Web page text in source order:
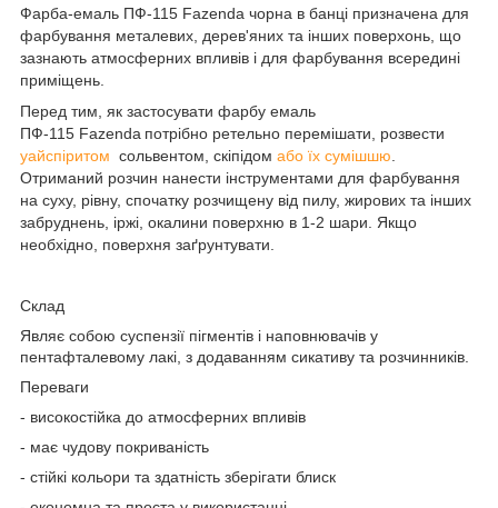
Фарба-емаль ПФ-115 Fazenda чорна в банці призначена для
фарбування металевих, дерев'яних та інших поверхонь, що
зазнають атмосферних впливів і для фарбування всередині
приміщень.
Перед тим, як застосувати фарбу емаль
ПФ-115 Fazenda потрібно ретельно перемішати, розвести
уайспіритом сольвентом, скіпідом або їх сумішшю
Отриманий розчин нанести інструментами для фарбування
на суху, рівну, спочатку розчищену від пилу, жирових та інших
забруднень, іржі, окалини поверхню в 1-2 шари. Якщо
необхідно, поверхня заґрунтувати.
Склад
Являє собою суспензії пігментів і наповнювачів у
пентафталевому лакі, з додаванням сикативу та розчинників.
Переваги
- високостійка до атмосферних впливів
- має чудову покриваність
- стійкі кольори та здатність зберігати блиск